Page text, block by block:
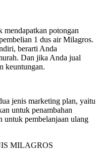
mendapatkan potongan
1 dus air Milagros.
berarti Anda
Dan jika Anda jual
keuntungan.
jenis marketing plan, yaitu
untuk penambahan
untuk pembelanjaan ulang
MILAGROS